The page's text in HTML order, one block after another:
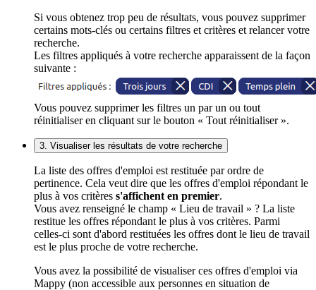
Si vous obtenez trop peu de résultats, vous pouvez supprimer
certains mots-clés ou certains filtres et critères et relancer votre
recherche.
Les filtres appliqués à votre recherche apparaissent de la façon
suivante :
Vous pouvez supprimer les filtres un par un ou tout
réinitialiser en cliquant sur le bouton « Tout réinitialiser ».
3. Visualiser les résultats de votre recherche
La liste des offres d'emploi est restituée par ordre de
pertinence. Cela veut dire que les offres d'emploi répondant le
plus à vos critères s'affichent en premier.
Vous avez renseigné le champ « Lieu de travail » ? La liste
restitue les offres répondant le plus à vos critères. Parmi
celles-ci sont d'abord restituées les offres dont le lieu de travail
est le plus proche de votre recherche.
Vous avez la possibilité de visualiser ces offres d'emploi via
Mappy (non accessible aux personnes en situation de